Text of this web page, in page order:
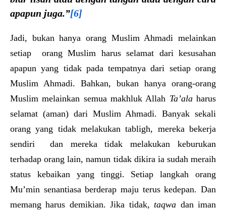
apapun juga.”[6]
Jadi, bukan hanya orang Muslim Ahmadi melainkan
setiap orang Muslim harus selamat dari kesusahan
apapun yang tidak pada tempatnya dari setiap orang
Muslim Ahmadi. Bahkan, bukan hanya orang-orang
Muslim melainkan semua makhluk Allah Ta’alaharus
selamat (aman) dari Muslim Ahmadi. Banyak sekali
orang yang tidak melakukan tabligh, mereka bekerja
sendiri dan mereka tidak melakukan keburukan
terhadap orang lain, namun tidak dikira ia sudah meraih
status kebaikan yang tinggi. Setiap langkah orang
Mu’min senantiasa berderap maju terus kedepan. Dan
memang harus demikian. Jika tidak,taqwa dan iman